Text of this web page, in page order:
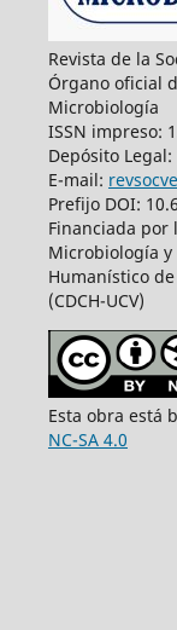
Revista de la
Órgano oficial
Microbiología
ISSN impreso:
Depósito Legal:
E-mail:
Prefijo DOI:
Financiada por
Microbiología y
Humanístico
(CDCH-UCV)
Esta obra está
NC-SA 4.0